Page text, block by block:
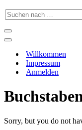
Suchen
nach …
Navigationsmenü
Navigationsmenü
Willkommen
Impressum
Anmelden
Sorry, but you do not